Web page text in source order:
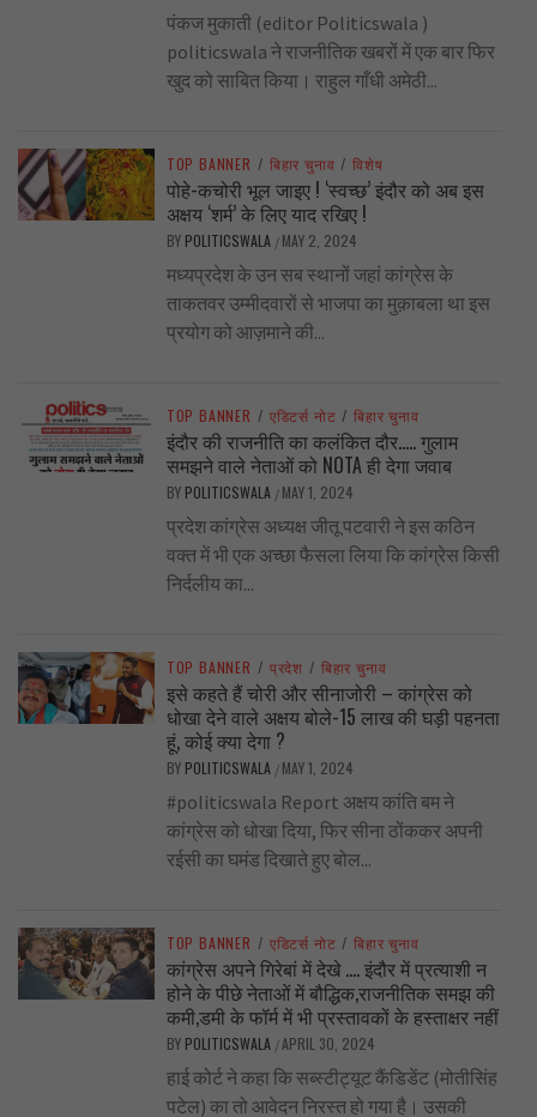
पंकज मुकाती (editor Politicswala )
politicswala ने राजनीतिक खबरों में एक बार फिर
खुद को साबित किया। राहुल गाँधी अमेठी...
TOP BANNER / बिहार चुनाव / विशेष
पोहे-कचोरी भूल जाइए ! ‘स्वच्छ’ इंदौर को अब इस
अक्षय ‘शर्म’ के लिए याद रखिए !
BY POLITICSWALA / MAY 2, 2024
मध्यप्रदेश के उन सब स्थानों जहां कांग्रेस के
ताकतवर उम्मीदवारों से भाजपा का मुक़ाबला था इस
प्रयोग को आज़माने की...
TOP BANNER / एडिटर्स नोट / बिहार चुनाव
इंदौर की राजनीति का कलंकित दौर….. गुलाम
समझने वाले नेताओं को NOTA ही देगा जवाब
BY POLITICSWALA / MAY 1, 2024
प्रदेश कांग्रेस अध्यक्ष जीतू पटवारी ने इस कठिन
वक्त में भी एक अच्छा फैसला लिया कि कांग्रेस किसी
निर्दलीय का...
TOP BANNER / प्रदेश / बिहार चुनाव
इसे कहते हैं चोरी और सीनाजोरी – कांग्रेस को
धोखा देने वाले अक्षय बोले-15 लाख की घड़ी पहनता
हूं, कोई क्या देगा ?
BY POLITICSWALA / MAY 1, 2024
#politicswala Report अक्षय कांति बम ने
कांग्रेस को धोखा दिया, फिर सीना ठोंककर अपनी
रईसी का घमंड दिखाते हुए बोल...
TOP BANNER / एडिटर्स नोट / बिहार चुनाव
कांग्रेस अपने गिरेबां में देखे …. इंदौर में प्रत्याशी न
होने के पीछे नेताओं में बौद्धिक,राजनीतिक समझ की
कमी,डमी के फॉर्म में भी प्रस्तावकों के हस्ताक्षर नहीं
BY POLITICSWALA /APRIL 30, 2024
हाई कोर्ट ने कहा कि सब्स्टीट्यूट कैंडिडेंट (मोतीसिंह
पटेल) का तो आवेदन निरस्त हो गया है। उसकी